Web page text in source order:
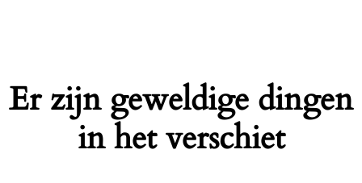
Er zijn geweldige dingen
in het verschiet